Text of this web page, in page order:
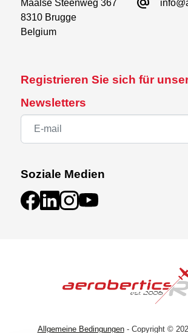
Registrieren Sie sich für
Newsletters
Soziale Medien
Maalse Steenweg 367
8310 Brugge
Belgium
Allgemeine Bedingungen - Copyright ©